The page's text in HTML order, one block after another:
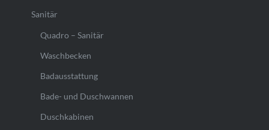
Sanitär
Quadro – Sanitär
Waschbecken
Badausstattung
Bade- und Duschwannen
Duschkabinen